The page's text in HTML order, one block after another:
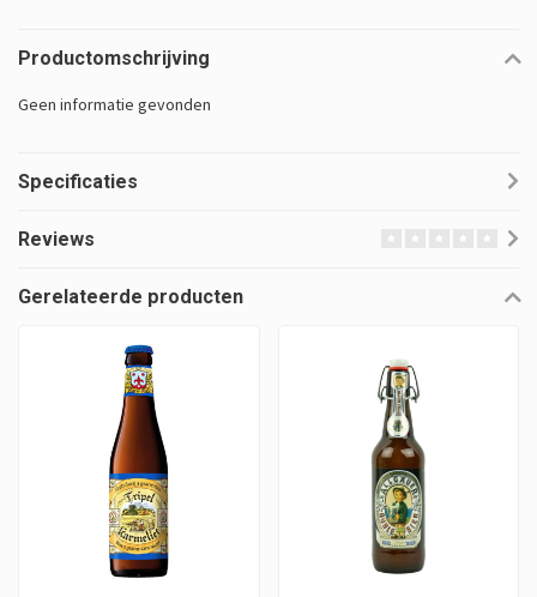
Productomschrijving
Geen informatie gevonden
Specificaties
Reviews
Gerelateerde producten